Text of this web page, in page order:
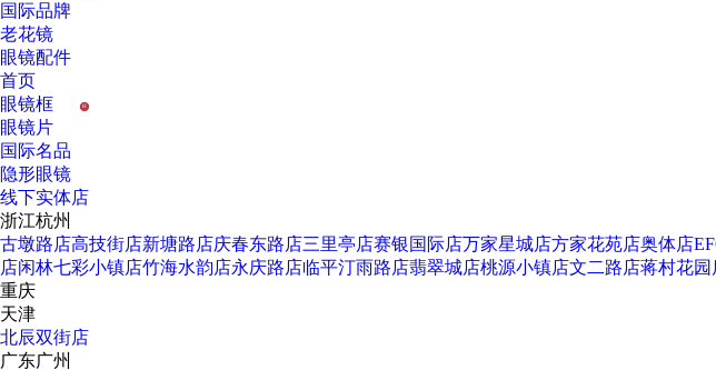
国际品牌
老花镜
眼镜配件
首页
H
眼镜框
眼镜片
国际名品
隐形眼镜
线下实体店
浙江杭州
古墩路店高技街店新塘路店庆春东路店三里亭店赛银国际店万家星城店方家花苑店奥体店
店闲林七彩小镇店竹海水韵店永庆路店临平汀雨路店翡翠城店桃源小镇店文二路店蒋村花园
重庆
天津
北辰双街店
广东广州